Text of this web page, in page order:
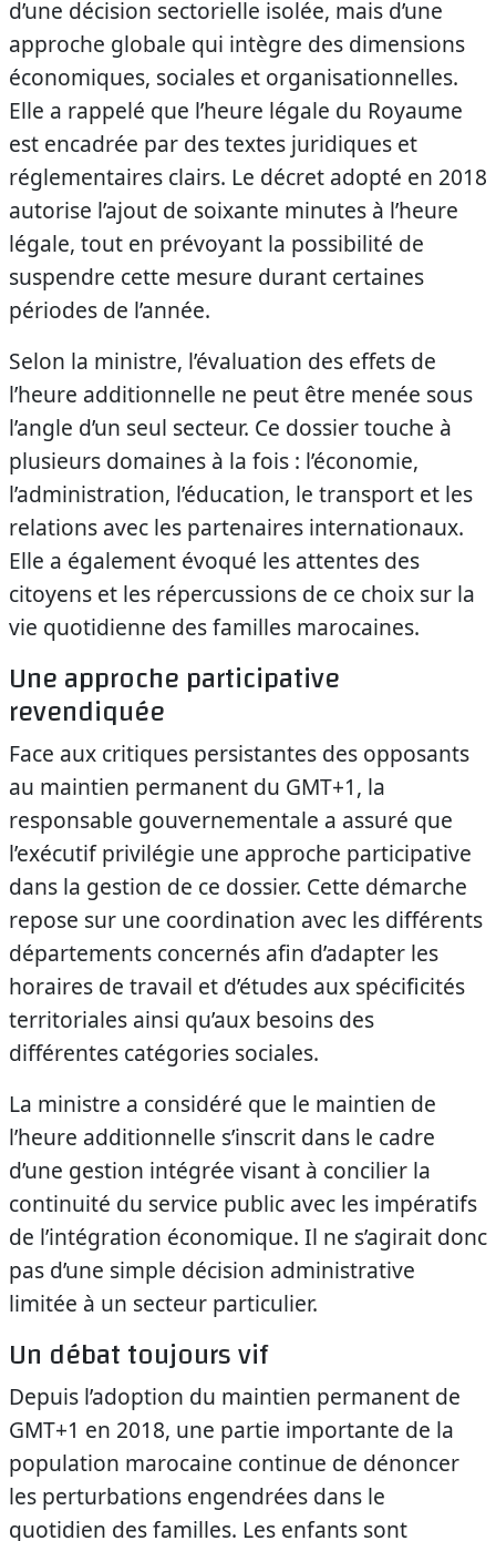
d’une décision sectorielle isolée, mais d’une
approche globale qui intègre des dimensions
économiques, sociales et organisationnelles.
Elle a rappelé que l’heure légale du Royaume
est encadrée par des textes juridiques et
réglementaires clairs. Le décret adopté en 2018
autorise l’ajout de soixante minutes à l’heure
légale, tout en prévoyant la possibilité de
suspendre cette mesure durant certaines
périodes de l’année.
Selon la ministre, l’évaluation des effets de
l’heure additionnelle ne peut être menée sous
l’angle d’un seul secteur. Ce dossier touche à
plusieurs domaines à la fois : l’économie,
l’administration, l’éducation, le transport et les
relations avec les partenaires internationaux.
Elle a également évoqué les attentes des
citoyens et les répercussions de ce choix sur la
vie quotidienne des familles marocaines.
Une approche participative
revendiquée
Face aux critiques persistantes des opposants
au maintien permanent du GMT+1, la
responsable gouvernementale a assuré que
l’exécutif privilégie une approche participative
dans la gestion de ce dossier. Cette démarche
repose sur une coordination avec les différents
départements concernés afin d’adapter les
horaires de travail et d’études aux spécificités
territoriales ainsi qu’aux besoins des
différentes catégories sociales.
La ministre a considéré que le maintien de
l’heure additionnelle s’inscrit dans le cadre
d’une gestion intégrée visant à concilier la
continuité du service public avec les impératifs
de l’intégration économique. Il ne s’agirait donc
pas d’une simple décision administrative
limitée à un secteur particulier.
Un débat toujours vif
Depuis l’adoption du maintien permanent de
GMT+1 en 2018, une partie importante de la
population marocaine continue de dénoncer
les perturbations engendrées dans le
quotidien des familles. Les enfants sont